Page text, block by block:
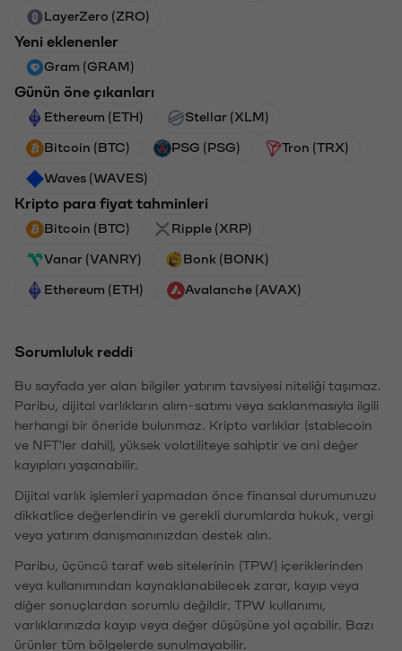
LayerZero (ZRO)
Yeni eklenenler
Gram (GRAM)
Günün öne çıkanları
Ethereum (ETH) Stellar (XLM)
Bitcoin (BTC) PSG (PSG) Tron (TRX)
Waves (WAVES)
Kripto para fiyat tahminleri
Bitcoin (BTC) Ripple (XRP)
Vanar (VANRY) Bonk (BONK)
Ethereum (ETH) Avalanche (AVAX)
Sorumluluk reddi
Bu sayfada yer alan bilgiler yatırım tavsiyesi niteliği taşımaz.
Paribu, dijital varlıkların alım-satımı veya saklanmasıyla ilgili
herhangi bir öneride bulunmaz. Kripto varlıklar (stablecoin
ve NFT'ler dahil), yüksek volatiliteye sahiptir ve ani değer
kayıpları yaşanabilir.
Dijital varlık işlemleri yapmadan önce finansal durumunuzu
dikkatlice değerlendirin ve gerekli durumlarda hukuk, vergi
veya yatırım danışmanınızdan destek alın.
Paribu, üçüncü taraf web sitelerinin (TPW) içeriklerinden
veya kullanımından kaynaklanabilecek zarar, kayıp veya
diğer sonuçlardan sorumlu değildir. TPW kullanımı,
varlıklarınızda kayıp veya değer düşüşüne yol açabilir. Bazı
ürünler tüm bölgelerde sunulmayabilir.